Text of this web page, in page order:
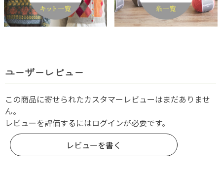
ユーザーレビュー
この商品に寄せられたカスタマーレビューはまだありませ
ん。
レビューを評価するにはログインが必要です。
レビューを書く